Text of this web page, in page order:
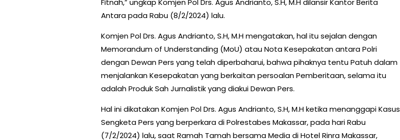
Fitnah,” ungkap Komjen Pol Drs. Agus Andrianto, S.H, M.H dilansir Kantor Berita
Antara pada Rabu (8/2/2024) lalu.
Komjen Pol Drs. Agus Andrianto, S.H, M.H mengatakan, hal itu sejalan dengan
Memorandum of Understanding (MoU) atau Nota Kesepakatan antara Polri
dengan Dewan Pers yang telah diperbaharui, bahwa pihaknya tentu Patuh dalam
menjalankan Kesepakatan yang berkaitan persoalan Pemberitaan, selama itu
adalah Produk Sah Jurnalistik yang diakui Dewan Pers.
Hal ini dikatakan Komjen Pol Drs. Agus Andrianto, S.H, M.H ketika menanggapi Kasus
Sengketa Pers yang berperkara di Polrestabes Makassar, pada hari Rabu
(7/2/2024) lalu, saat Ramah Tamah bersama Media di Hotel Rinra Makassar,